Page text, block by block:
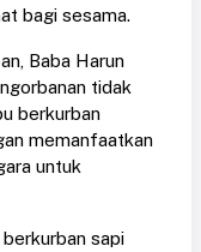
bagi sesama.
Baba Harun
tidak
berkurban
memanfaatkan
untuk
sapi